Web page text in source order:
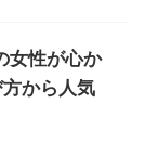
女性が心か
から人気